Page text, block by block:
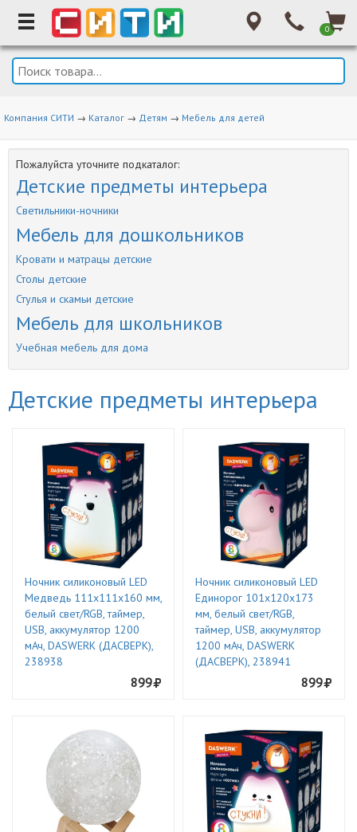
0
Компания СИТИ → Каталог → Детям → Мебель для детей
Пожалуйста уточните подкаталог:
Детские предметы интерьера
Светильники-ночники
Мебель для дошкольников
Кровати и матрацы детские
Столы детские
Стулья и скамьи детские
Мебель для школьников
Учебная мебель для дома
Детские предметы интерьера
Ночник силиконовый LED
Медведь 111x111x160 мм,
белый свет/RGB, таймер,
USB, аккумулятор 1200
мАч, DASWERK (ДАСВЕРК),
238938
899
Ночник силиконовый LED
Единорог 101x120x173
мм, белый свет/RGB,
таймер, USB, аккумулятор
1200 мАч, DASWERK
(ДАСВЕРК), 238941
899